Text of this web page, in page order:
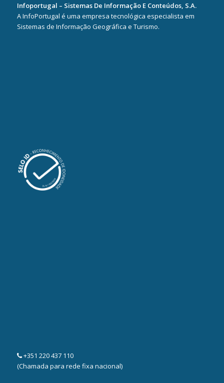
Infoportugal – Sistemas De Informação E Conteúdos, S.A.
A InfoPortugal é uma empresa tecnológica especialista em
Sistemas de Informação Geográfica e Turismo.
+351 220 437 110
(Chamada para rede fixa nacional)